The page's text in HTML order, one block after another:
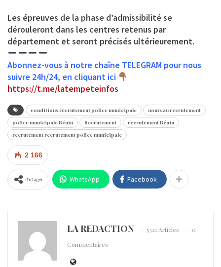
Les épreuves de la phase d’admissibilité se
dérouleront dans les centres retenus par
département et seront précisés ultérieurement.
Abonnez-vous à notre chaîne TELEGRAM pour nous
suivre 24h/24, en cliquant ici
https://t.me/latempeteinfos
conditions recrutement police municipale
nouveau recrutement
police municipale Bénin
Recrutement
recrutement Bénin
recrutement recrutement police municipale
2 166
Partager WhatsApp Facebook
LA REDACTION 5321 Articles
0
Commentaires